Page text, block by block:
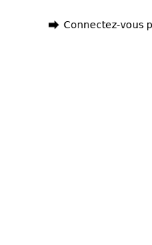
Connectez-vous